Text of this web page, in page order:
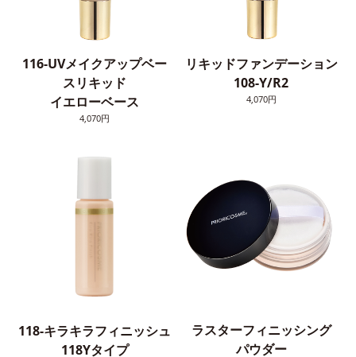
116-UVメイクアップベー
スリキッド
イエローベース
4,070円
リキッドファンデーション
108-Y/R2
4,070円
118-キラキラフィニッシュ
118Yタイプ
ラスターフィニッシング
パウダー